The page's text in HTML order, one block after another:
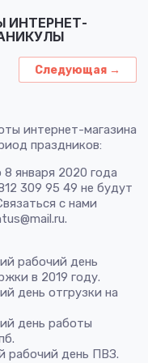
ИНТЕРНЕТ-
Следующая →
интернет-магазина
праздников:
8 января 2020 года
309 95 49 не будут
с нами
рабочий день
в 2019 году.
день отгрузки на
день работы
рабочий день ПВЗ.